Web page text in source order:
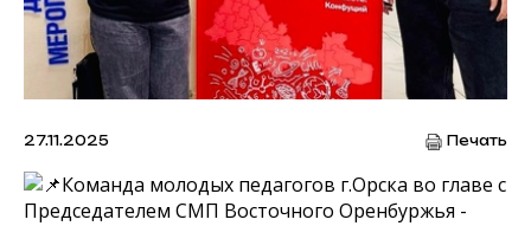
27.11.2025 Печать
Команда молодых педагогов г.Орска во главе с
Председателем СМП Восточного Оренбуржья -